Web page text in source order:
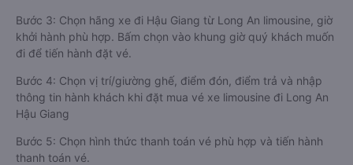
Bước 3: Chọn hãng xe đi Hậu Giang từ Long An limousine, giờ
khởi hành phù hợp. Bấm chọn vào khung giờ quý khách muốn
đi để tiến hành đặt vé.
Bước 4: Chọn vị trí/giường ghế, điểm đón, điểm trả và nhập
thông tin hành khách khi đặt mua vé xe limousine đi Long An
Hậu Giang
Bước 5: Chọn hình thức thanh toán vé phù hợp và tiến hành
thanh toán vé.